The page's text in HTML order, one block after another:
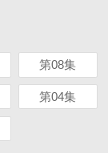
第08集
第04集